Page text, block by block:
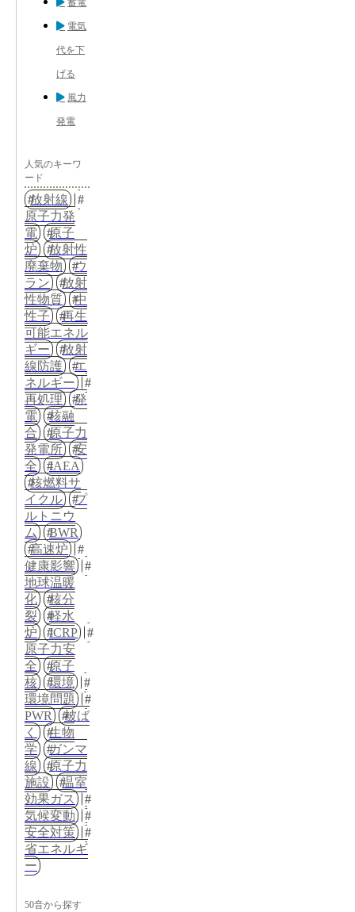
電気
代を下
げる
風力
発電
人気のキーワ
ード
放射線
原子力発
電
原子
炉
放射性
廃棄物
ウ
ラン
放射
性物質
中
性子
再生
可能エネル
ギー
放射
線防護
エ
ネルギー
再処理
発
電
核融
合
原子力
発電所
安
全
IAEA
核燃料サ
イクル
プ
ルトニウ
ム
BWR
高速炉
健康影響
地球温暖
化
核分
裂
軽水
炉
ICRP
原子力安
全
原子
核
環境
環境問題
PWR
被ば
く
生物
学
ガンマ
線
原子力
施設
温室
効果ガス
気候変動
安全対策
省エネルギ
ー
50音から探す